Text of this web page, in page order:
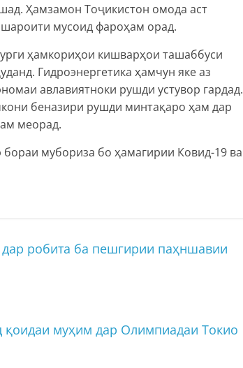
Ҳамзамон Тоҷикистон омода аст
мусоид фароҳам орад.
ҳамкориҳои кишварҳои ташаббуси
Гидроэнергетика ҳамчун яке аз
авлавиятноки рушди устувор гардад.
беназири рушди минтақаро ҳам дар
меорад.
мубориза бо ҳамагирии Ковид-19 ва
робита ба пешгирии паҳншавии
қоидаи муҳим дар Олимпиадаи Токио